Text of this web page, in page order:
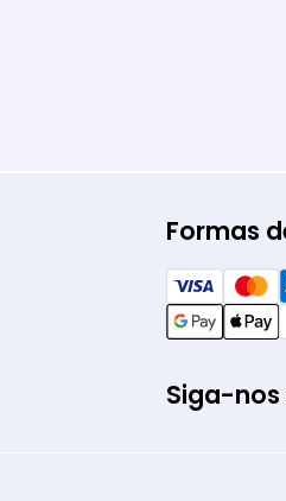
Formas
Siga-nos